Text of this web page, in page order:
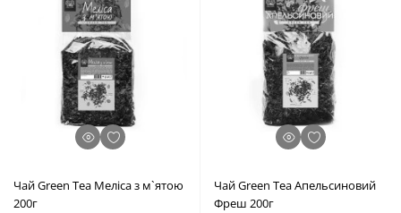
Чай Green Tea Меліса з м`ятою
200г
Чай Green Tea Апельсиновий
Фреш 200г